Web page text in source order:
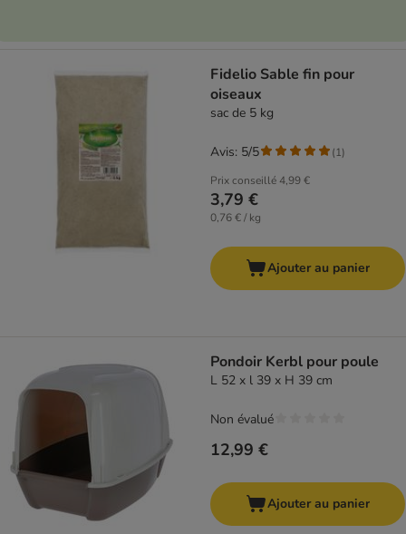
Fidelio Sable fin pour
oiseaux
sac de 5 kg
Prix conseillé4,99 €
3,79 €
0,76 € / kg
Avis: 5/5 (1)
Ajouter au panier
Pondoir Kerbl pour poule
L 52 x l 39 x H 39 cm
12,99 €
Non évalué
Ajouter au panier